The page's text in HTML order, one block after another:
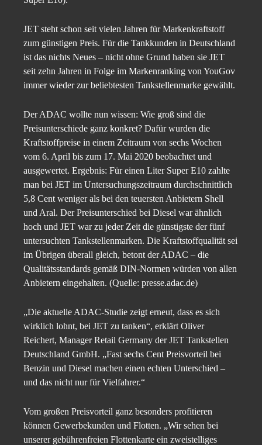
JET steht schon seit vielen Jahren für Markenkraftstoff
zum günstigen Preis. Für die Tankkunden in Deutschland
ist das nichts Neues – nicht ohne Grund haben sie JET
seit zehn Jahren in Folge im Markenranking von YouGov
immer wieder zur beliebtesten Tankstellenmarke gewählt.
Der ADAC wollte nun wissen: Wie groß sind die
Preisunterschiede ganz konkret? Dafür wurden die
Kraftstoffpreise in einem Zeitraum von sechs Wochen
vom 6. April bis zum 17. Mai 2020 beobachtet und
ausgewertet. Ergebnis: Für einen Liter Super E10 zahlte
man bei JET im Untersuchungszeitraum durchschnittlich
5,8 Cent weniger als bei den teuersten Anbietern Shell
und Aral. Der Preisunterschied bei Diesel war ähnlich
hoch und JET war zu jeder Zeit die günstigste der fünf
untersuchten Tankstellenmarken. Die Kraftstoffqualität sei
im Übrigen überall gleich, betont der ADAC – die
Qualitätsstandards gemäß DIN-Normen würden von allen
Anbietern eingehalten. (Quelle: presse.adac.de)
„Die aktuelle ADAC-Studie zeigt erneut, dass es sich
wirklich lohnt, bei JET zu tanken“, erklärt Oliver
Reichert, Manager Retail Germany der JET Tankstellen
Deutschland GmbH. „Fast sechs Cent Preisvorteil bei
Benzin und Diesel machen einen echten Unterschied –
und das nicht nur für Vielfahrer.“
Vom großen Preisvorteil ganz besonders profitieren
können Gewerbekunden und Flotten. „Wir sehen bei
unserer gebührenfreien Flottenkarte ein zweistelliges